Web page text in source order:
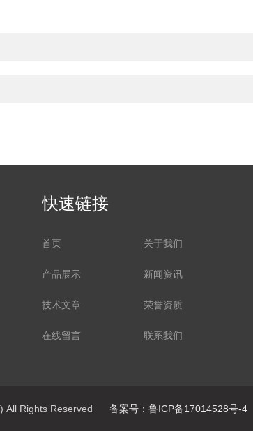
快速链接
首页 关于我们
产品展示 新闻资讯
技术文章 荣誉资质
在线留言 联系我们
All Rights Reserved 备案号：鲁ICP备17014528号-4